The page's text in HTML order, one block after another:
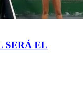
SERÁ EL